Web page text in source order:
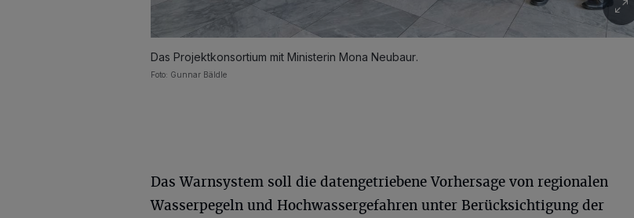
Das Projektkonsortium mit Ministerin Mona Neubaur.
Foto: Gunnar Bäldle
Das Warnsystem soll die datengetriebene Vorhersage von regionalen
Wasserpegeln und Hochwassergefahren unter Berücksichtigung der